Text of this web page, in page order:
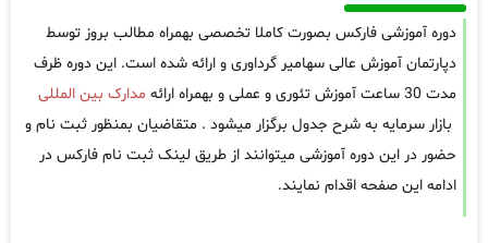
دوره آموزشی فارکس بصورت کاملا تخصصی بهمراه مطالب بروز توسط
دپارتمان آموزش عالی سهامیر گرداوری و ارائه شده است. این دوره ظرف
مدت 30 ساعت آموزش تئوری و عملی و بهمراه ارائه
مدارک بین المللی
بازار سرمایه به شرح جدول برگزار میشود . متقاضیان بمنظور ثبت نام و
حضور در این دوره آموزشی میتوانند از طریق لینک ثبت نام فارکس در
ادامه این صفحه اقدام نمایند.